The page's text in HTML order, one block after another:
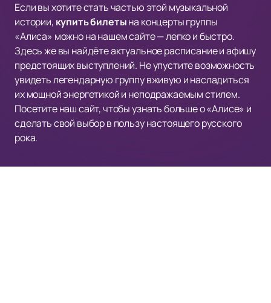
Если вы хотите стать частью этой музыкальной
истории, купить билетына концерты группы
«Алиса» можно на нашем сайте — легко и быстро.
Здесь же вы найдёте актуальное расписание и афишу
предстоящих выступлений. Не упустите возможность
увидеть легендарную группу вживую и насладиться
их мощной энергетикой и неподражаемым стилем.
Посетите наш сайт, чтобы узнать больше о «Алисе» и
сделать свой выбор в пользу настоящего русского
рока.